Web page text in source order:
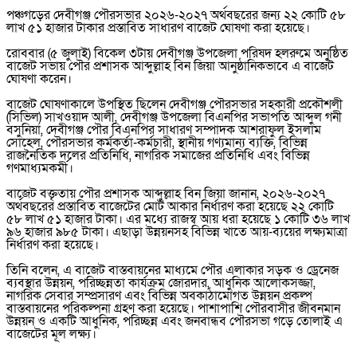
‎পঞ্চগড়ের দেবীগঞ্জ পৌরসভার ২০২৬-২০২৭ অর্থবছরের জন্য ২২ কোটি ৫৮
লাখ ৫১ হাজার টাকার প্রস্তাবিত সাধারণ বাজেট ঘোষণা করা হয়েছে।
‎রোববার (৫ জুলাই) বিকেল ৩টায় দেবীগঞ্জ উপজেলা পরিষদ হলরুমে অনুষ্ঠিত
বাজেট সভায় পৌর প্রশাসক আব্দুল্লাহ বিন জিয়া আনুষ্ঠানিকভাবে এ বাজেট
ঘোষণা করেন।
‎বাজেট ঘোষণাকালে উপস্থিত ছিলেন দেবীগঞ্জ পৌরসভার সহকারী প্রকৌশলী
(সিভিল) সাখওয়াদ আলী, দেবীগঞ্জ উপজেলা বিএনপির সভাপতি আব্দুল গনী
বসুনিয়া, দেবীগঞ্জ পৌর বিএনপির সাধারণ সম্পাদক আশরাফুল ইসলাম
সোহেল, পৌরসভার কর্মকর্তা-কর্মচারী, স্থানীয় গণ্যমান্য ব্যক্তি, বিভিন্ন
রাজনৈতিক দলের প্রতিনিধি, নাগরিক সমাজের প্রতিনিধি এবং বিভিন্ন
গণমাধ্যমকর্মী।
‎বাজেট বক্তৃতায় পৌর প্রশাসক আব্দুল্লাহ বিন জিয়া জানান, ২০২৬-২০২৭
অর্থবছরের প্রস্তাবিত বাজেটের মোট আকার নির্ধারণ করা হয়েছে ২২ কোটি
৫৮ লাখ ৫১ হাজার টাকা। এর মধ্যে রাজস্ব আয় ধরা হয়েছে ১ কোটি ৩৬ লাখ
৯৬ হাজার ৯৮৫ টাকা। এছাড়া উন্নয়নসহ বিভিন্ন খাতে আয়-ব্যয়ের লক্ষ্যমাত্রা
নির্ধারণ করা হয়েছে।
‎তিনি বলেন, এ বাজেট বাস্তবায়নের মাধ্যমে পৌর এলাকার সড়ক ও ড্রেনেজ
ব্যবস্থার উন্নয়ন, পরিচ্ছন্নতা কার্যক্রম জোরদার, আধুনিক আলোকসজ্জা,
নাগরিক সেবার সম্প্রসারণ এবং বিভিন্ন অবকাঠামোগত উন্নয়ন প্রকল্প
বাস্তবায়নের পরিকল্পনা গ্রহণ করা হয়েছে। পাশাপাশি পৌরবাসীর জীবনমান
উন্নয়ন ও একটি আধুনিক, পরিচ্ছন্ন এবং জনবান্ধব পৌরসভা গড়ে তোলাই এ
বাজেটের মূল লক্ষ্য।